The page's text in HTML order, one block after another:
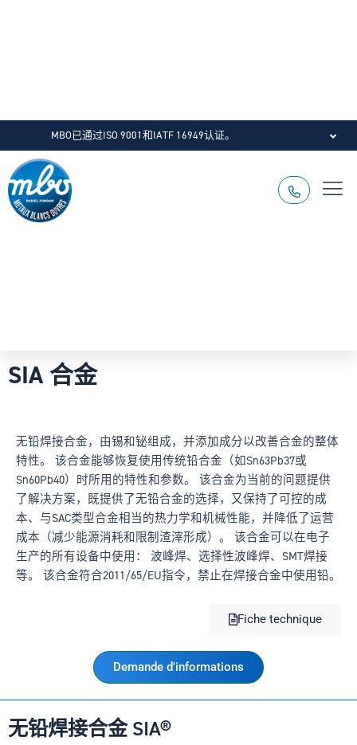
MBO已通过ISO 9001和IATF 16949认证。
SIA 合金
无铅焊接合金，由锡和铋组成，并添加成分以改善合金的整体
特性。 该合金能够恢复使用传统铅合金（如Sn63Pb37或
Sn60Pb40）时所用的特性和参数。 该合金为当前的问题提供
了解决方案，既提供了无铅合金的选择，又保持了可控的成
本、与SAC类型合金相当的热力学和机械性能，并降低了运营
成本（减少能源消耗和限制渣滓形成）。 该合金可以在电子
生产的所有设备中使用： 波峰焊、选择性波峰焊、SMT焊接
等。 该合金符合2011/65/EU指令，禁止在焊接合金中使用铅。
Fiche technique
Demande d'informations
无铅焊接合金 SIA®